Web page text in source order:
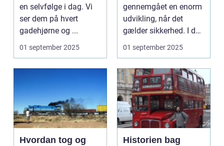
en selvfølge i dag. Vi
ser dem på hvert
gadehjørne og ...
01 september 2025
gennemgået en enorm
udvikling, når det
gælder sikkerhed. I dag
01 september 2025
Hvordan tog og
Historien bag